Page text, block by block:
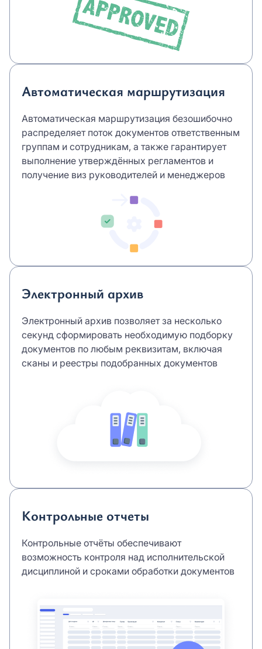
Автоматическая маршрутизация
Автоматическая маршрутизация безошибочно
распределяет поток документов ответственным
группам и сотрудникам, а также гарантирует
выполнение утверждённых регламентов и
получение виз руководителей и менеджеров
Электронный архив
Электронный архив позволяет за несколько
секунд сформировать необходимую подборку
документов по любым реквизитам, включая
сканы и реестры подобранных документов
Контрольные отчеты
Контрольные отчёты обеспечивают
возможность контроля над исполнительской
дисциплиной и сроками обработки документов